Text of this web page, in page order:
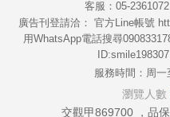
客服：05-2361072
廣告刊登請洽： 官方Line帳號
用WhatsApp電話搜尋
服務時間：周
瀏覽人數
交觀甲869700 ，品